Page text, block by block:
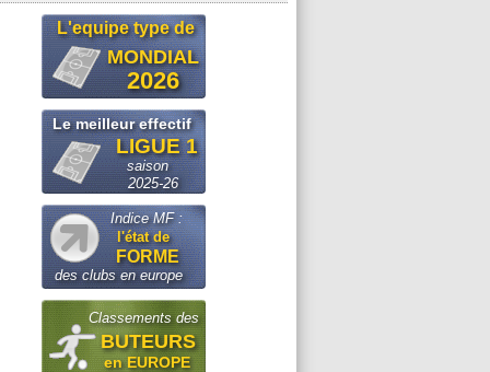
L'equipe type de
MONDIAL
2026
Le meilleur effectif
LIGUE 1
saison
2025-26
Indice MF :
l'état de
FORME
des clubs en europe
Classements des
BUTEURS
en EUROPE